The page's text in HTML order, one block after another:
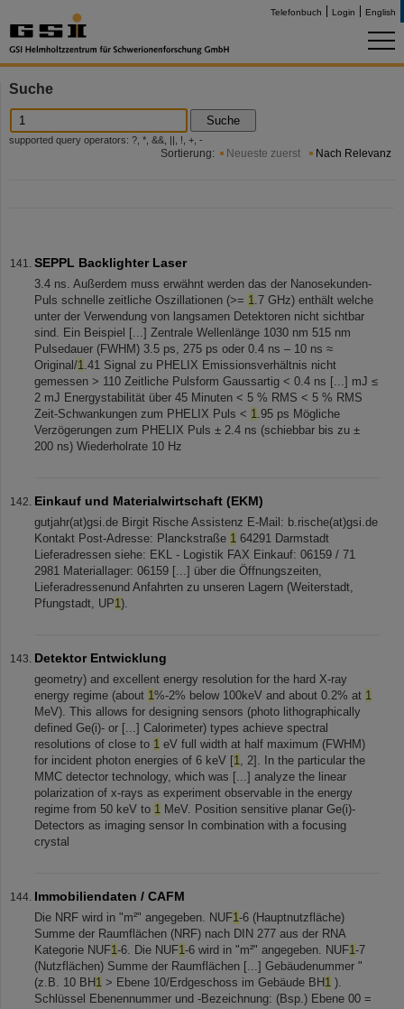
Telefonbuch Login English
Suche
Suche
supported query operators: ?, *, &&, ||, !, +, -
Sortierung: Neueste zuerst Nach Relevanz
SEPPL Backlighter Laser
3.4 ns. Außerdem muss erwähnt werden das der Nanosekunden-
Puls schnelle zeitliche Oszillationen (>= 1.7 GHz) enthält welche
unter der Verwendung von langsamen Detektoren nicht sichtbar
sind. Ein Beispiel [...] Zentrale Wellenlänge 1030 nm 515 nm
Pulsedauer (FWHM) 3.5 ps, 275 ps oder 0.4 ns – 10 ns ≈
Original/1.41 Signal zu PHELIX Emissionsverhältnis nicht
gemessen > 110 Zeitliche Pulsform Gaussartig < 0.4 ns [...] mJ ≤
2 mJ Energystabilität über 45 Minuten < 5 % RMS < 5 % RMS
Zeit-Schwankungen zum PHELIX Puls < 1.95 ps Mögliche
Verzögerungen zum PHELIX Puls ± 2.4 ns (schiebbar bis zu ±
200 ns) Wiederholrate 10 Hz
Einkauf und Materialwirtschaft (EKM)
gutjahr(at)gsi.de Birgit Rische Assistenz E-Mail: b.rische(at)gsi.de
Kontakt Post-Adresse: Planckstraße 1 64291 Darmstadt
Lieferadressen siehe: EKL - Logistik FAX Einkauf: 06159 / 71
2981 Materiallager: 06159 [...] über die Öffnungszeiten,
Lieferadressenund Anfahrten zu unseren Lagern (Weiterstadt,
Pfungstadt, UP1).
Detektor Entwicklung
geometry) and excellent energy resolution for the hard X-ray
energy regime (about 1%-2% below 100keV and about 0.2% at 1
MeV). This allows for designing sensors (photo lithographically
defined Ge(i)- or [...] Calorimeter) types achieve spectral
resolutions of close to 1 eV full width at half maximum (FWHM)
for incident photon energies of 6 keV [1, 2]. In the particular the
MMC detector technology, which was [...] analyze the linear
polarization of x-rays as experiment observable in the energy
regime from 50 keV to 1 MeV. Position sensitive planar Ge(i)-
Detectors as imaging sensor In combination with a focusing
crystal
Immobiliendaten / CAFM
Die NRF wird in "m²" angegeben. NUF1-6 (Hauptnutzfläche)
Summe der Raumflächen (NRF) nach DIN 277 aus der RNA
Kategorie NUF1-6. Die NUF1-6 wird in "m²" angegeben. NUF1-7
(Nutzflächen) Summe der Raumflächen [...] Gebäudenummer "
(z.B. 10 BH 1 > Ebene 10/Erdgeschoss im Gebäude BH 1 ).
Schlüssel Ebenennummer und -Bezeichnung: (Bsp.) Ebene 00 =